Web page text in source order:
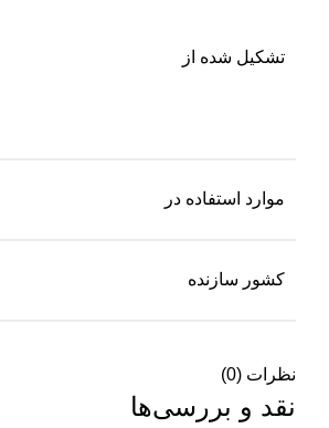
تشکیل شده از
موارد استفاده در
کشور سازنده
نظرات (0)
نقد و بررسی‌ها